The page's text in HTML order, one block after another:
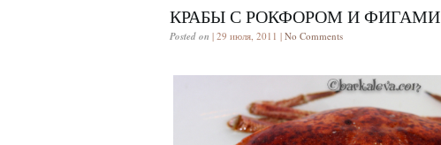
КРАБЫ С РОКФОРОМ И ФИГАМИ
Posted on | 29 июля, 2011 | No Comments